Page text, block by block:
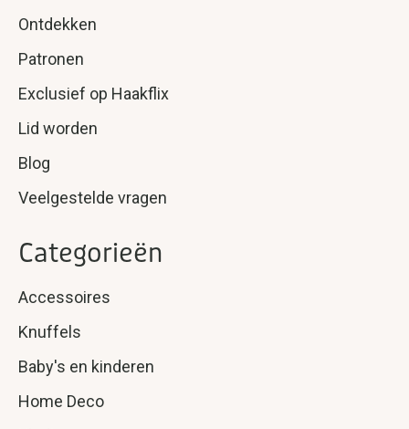
Ontdekken
Patronen
Exclusief op Haakflix
Lid worden
Blog
Veelgestelde vragen
Categorieën
Accessoires
Knuffels
Baby's en kinderen
Home Deco